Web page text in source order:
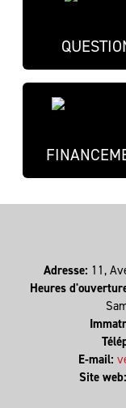
Adresse: 11,
Heures
E-mail:
Site web: